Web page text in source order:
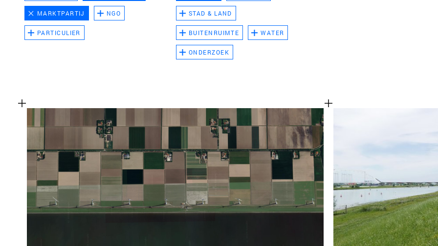
MARKTPARTIJ NGO
PARTICULIER
STAD & LAND
BUITENRUIMTE WATER
ONDERZOEK